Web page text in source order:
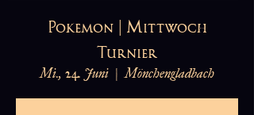
Pokemon | Mittwoch
Turnier
Mi., 24. Juni
  |
Mönchengladbach